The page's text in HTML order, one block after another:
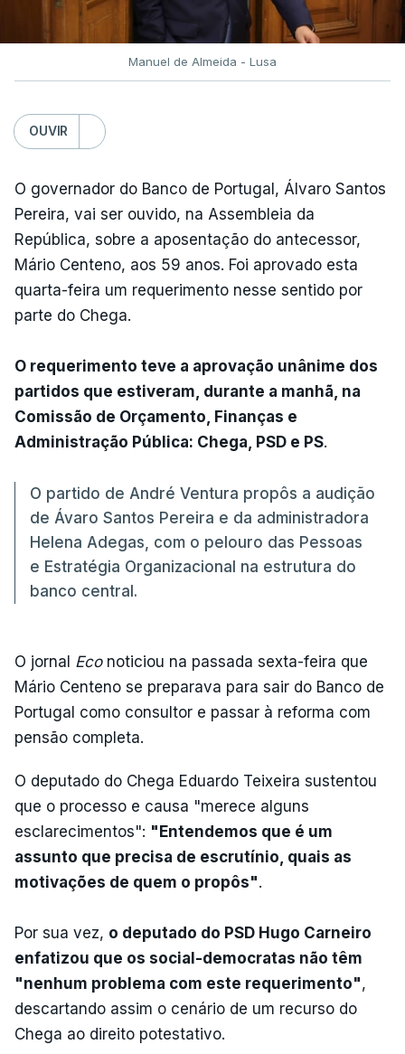
Manuel de Almeida - Lusa
OUVIR
O governador do Banco de Portugal, Álvaro Santos
Pereira, vai ser ouvido, na Assembleia da
República, sobre a aposentação do antecessor,
Mário Centeno, aos 59 anos. Foi aprovado esta
quarta-feira um requerimento nesse sentido por
parte do Chega.
O requerimento teve a aprovação unânime dos
partidos que estiveram, durante a manhã, na
Comissão de Orçamento, Finanças e
Administração Pública: Chega, PSD e PS.
O partido de André Ventura propôs a audição
de Ávaro Santos Pereira e da administradora
Helena Adegas, com o pelouro das Pessoas
e Estratégia Organizacional na estrutura do
banco central.
O jornal Econoticiou na passada sexta-feira que
Mário Centeno se preparava para sair do Banco de
Portugal como consultor e passar à reforma com
pensão completa.
O deputado do Chega Eduardo Teixeira sustentou
que o processo e causa "merece alguns
esclarecimentos": "Entendemos que é um
assunto que precisa de escrutínio, quais as
motivações de quem o propôs".
Por sua vez, o deputado do PSD Hugo Carneiro
enfatizou que os social-democratas não têm
"nenhum problema com este requerimento",
descartando assim o cenário de um recurso do
Chega ao direito potestativo.